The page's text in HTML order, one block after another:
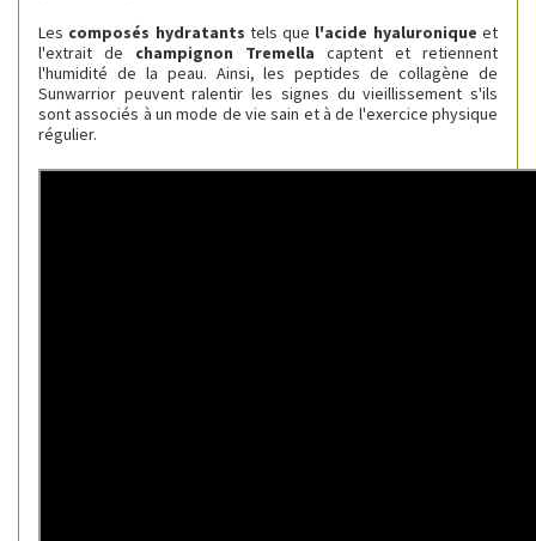
Les composés hydratants tels que l'acide hyaluronique et
l'extrait de champignon Tremella captent et retiennent
l'humidité de la peau. Ainsi, les peptides de collagène de
Sunwarrior peuvent ralentir les signes du vieillissement s'ils
sont associés à un mode de vie sain et à de l'exercice physique
régulier.